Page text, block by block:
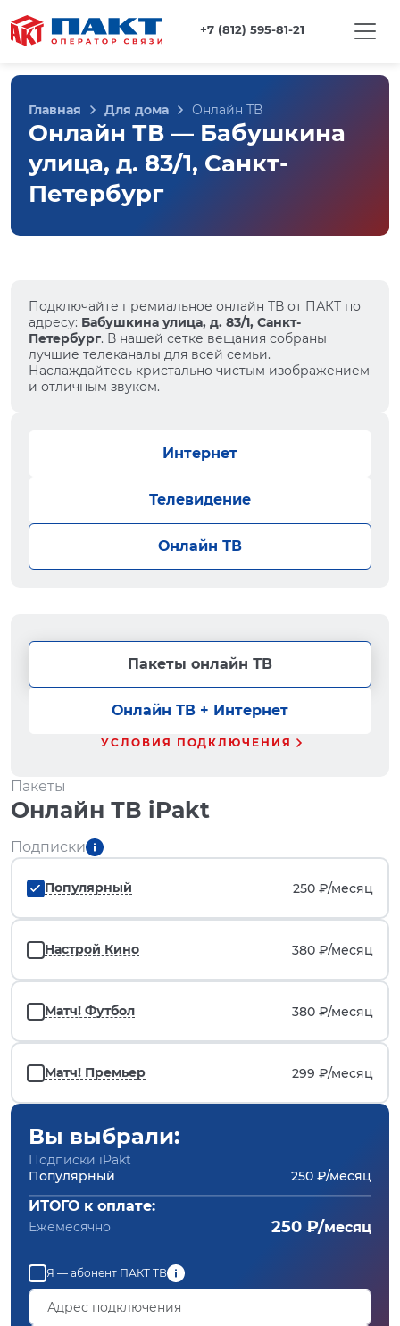
+7 (812) 595-81-21
Главная Для дома Онлайн ТВ
Онлайн ТВ — Бабушкина
улица, д. 83/1, Санкт-
Петербург
Подключайте премиальное онлайн ТВ от ПАКТ по
адресу: Бабушкина улица, д. 83/1, Санкт-
Петербург. В нашей сетке вещания собраны
лучшие телеканалы для всей семьи.
Наслаждайтесь кристально чистым изображением
и отличным звуком.
Интернет
Телевидение
Онлайн ТВ
Пакеты онлайн ТВ
Онлайн ТВ + Интернет
УСЛОВИЯ ПОДКЛЮЧЕНИЯ
Пакеты
Онлайн ТВ iPakt
Подписки
Популярный 250 ₽/месяц
Настрой Кино 380 ₽/месяц
Матч! Футбол 380 ₽/месяц
Матч! Премьер 299 ₽/месяц
Вы выбрали:
Подписки iPakt
Популярный
250 ₽/месяц
ИТОГО к оплате:
Ежемесячно 250 ₽/месяц
Я — абонент ПАКТ ТВ